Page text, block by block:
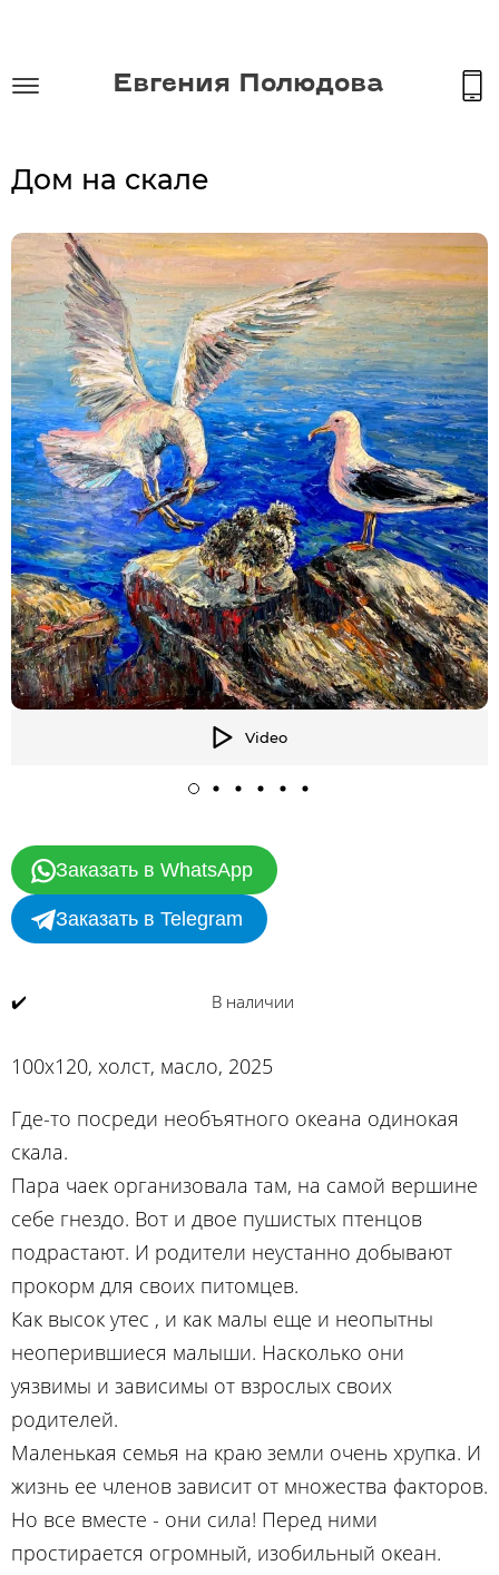
Евгения Полюдова
Дом на скале
Video
Заказать в WhatsApp
Заказать в Telegram
✔️ В наличии
100х120, холст, масло, 2025
Где-то посреди необъятного океана одинокая
скала.
Пара чаек организовала там, на самой вершине
себе гнездо. Вот и двое пушистых птенцов
подрастают. И родители неустанно добывают
прокорм для своих питомцев.
Как высок утес , и как малы еще и неопытны
неоперившиеся малыши. Насколько они
уязвимы и зависимы от взрослых своих
родителей.
Маленькая семья на краю земли очень хрупка. И
жизнь ее членов зависит от множества факторов.
Но все вместе - они сила! Перед ними
простирается огромный, изобильный океан.